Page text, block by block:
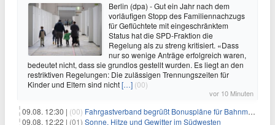
Berlin (dpa) - Gut ein Jahr nach dem
vorläufigen Stopp des Familiennachzugs
für Geflüchtete mit eingeschränktem
Status hat die SPD-Fraktion die
Regelung als zu streng kritisiert. «Dass
nur so wenige Anträge erfolgreich waren,
bedeutet nicht, dass sie grundlos gestellt wurden. Es liegt an den
restriktiven Regelungen: Die zulässigen Trennungszeiten für
Kinder und Eltern sind nicht[…] (00)
vor 10 Minuten
09.08. 12:30 | (00) Fahrgastverband begrüßt Bonuspläne für Bahnmanager
09.08. 12:22 | (01) Sonne, Hitze und Gewitter im Südwesten